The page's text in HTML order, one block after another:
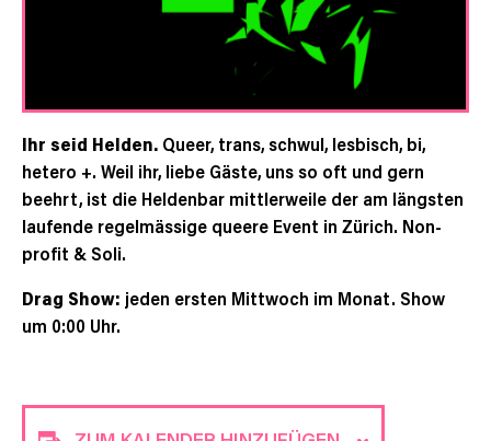
Ihr seid Helden. Queer, trans, schwul, lesbisch, bi,
hetero +. Weil ihr, liebe Gäste, uns so oft und gern
beehrt, ist die Heldenbar mittlerweile der am längsten
laufende regelmässige queere Event in Zürich. Non-
profit & Soli.
Drag Show: jeden ersten Mittwoch im Monat. Show
um 0:00 Uhr.